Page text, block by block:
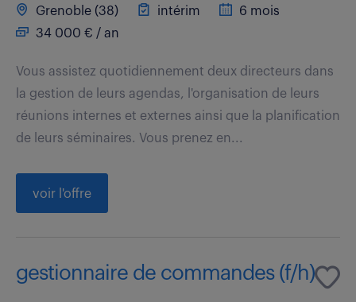
Grenoble (38) intérim
6 mois
34 000 € / an
Vous assistez quotidiennement deux directeurs dans
la gestion de leurs agendas, l'organisation de leurs
réunions internes et externes ainsi que la planification
de leurs séminaires. Vous prenez en...
voir l'offre
gestionnaire de commandes (f/h)